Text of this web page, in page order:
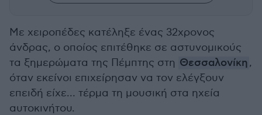
Με χειροπέδες κατέληξε ένας 32χρονος
άνδρας, ο οποίος επιτέθηκε σε αστυνομικούς
τα ξημερώματα της Πέμπτης στη Θεσσαλονίκη,
όταν εκείνοι επιχείρησαν να τον ελέγξουν
επειδή είχε… τέρμα τη μουσική στα ηχεία
αυτοκινήτου.